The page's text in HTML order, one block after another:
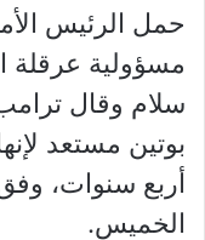
حمل الرئيس
مسؤولية عرقلة
سلام وقال
بوتين مستعد
أربع سنوات،
الخميس.